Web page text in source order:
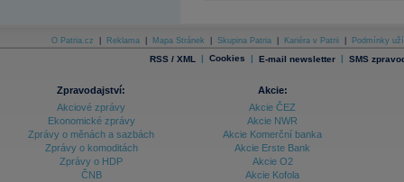
O Patria.cz Reklama Mapa Stránek Skupina Patria Kariéra v Patrii Podmínky
RSS / XML | Cookies | E-mail newsletter | SMS
Zpravodajství:
Akciové zprávy
Ekonomické zprávy
Zprávy o měnách a sazbách
Zprávy o komoditách
Zprávy o HDP
ČNB
Akcie:
Akcie ČEZ
Akcie NWR
Akcie Komerční banka
Akcie Erste Bank
Akcie O2
Akcie Kofola